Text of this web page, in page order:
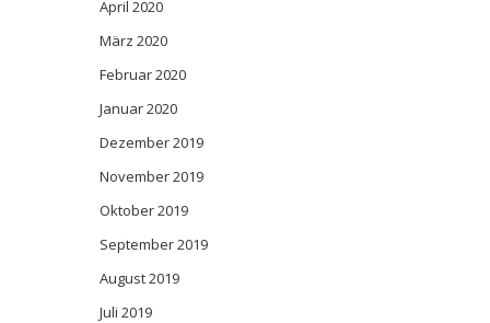
April 2020
März 2020
Februar 2020
Januar 2020
Dezember 2019
November 2019
Oktober 2019
September 2019
August 2019
Juli 2019